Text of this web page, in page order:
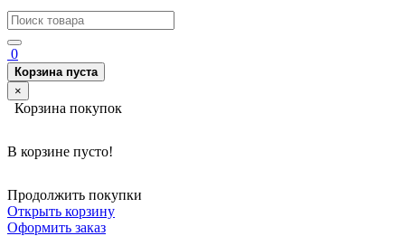
0
Корзина пуста
×
Корзина покупок
В корзине пусто!
Продолжить покупки
Открыть корзину
Оформить заказ